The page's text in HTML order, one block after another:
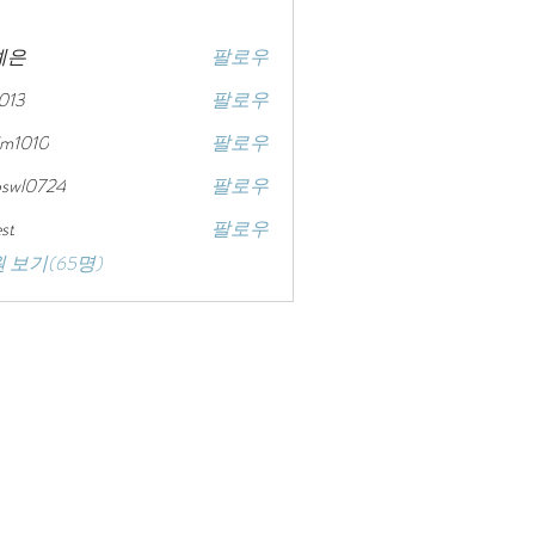
은
팔로우
팔로우
팔로우
팔로우
팔로우
보기(65명)